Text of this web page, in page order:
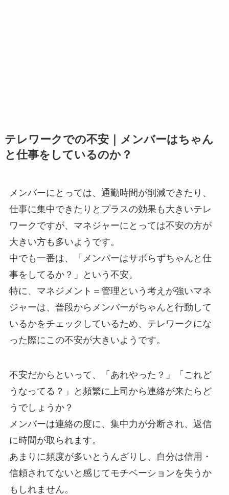
テレワークでの不安｜メンバーはちゃん
と仕事をしているのか？
メンバーにとっては、通勤時間が削減できたり、
仕事に集中できたりとプラスの効果も大きいテレ
ワークですが、マネジャーにとっては不安の方が
大きい方も多いようです。
中でも一番は、「メンバーはサボらずちゃんと仕
事をしてるか？」という不安。
特に、マネジメント＝管理という考えが強いマネ
ジャーは、普段からメンバーがちゃんと行動して
いるかをチェックしているため、テレワークにな
った際にこの不安が大きいようです。
不安だからといって、「あれやった？」「これど
うなってる？」と頻繁に上司から連絡が来たらど
うでしょうか？
メンバーは連絡の度に、集中力が分断され、返信
に時間が取られます。
あまりに頻度が多いとうんざりし、自分は信用・
信頼されてないと感じてモチベーションを失うか
もしれません。